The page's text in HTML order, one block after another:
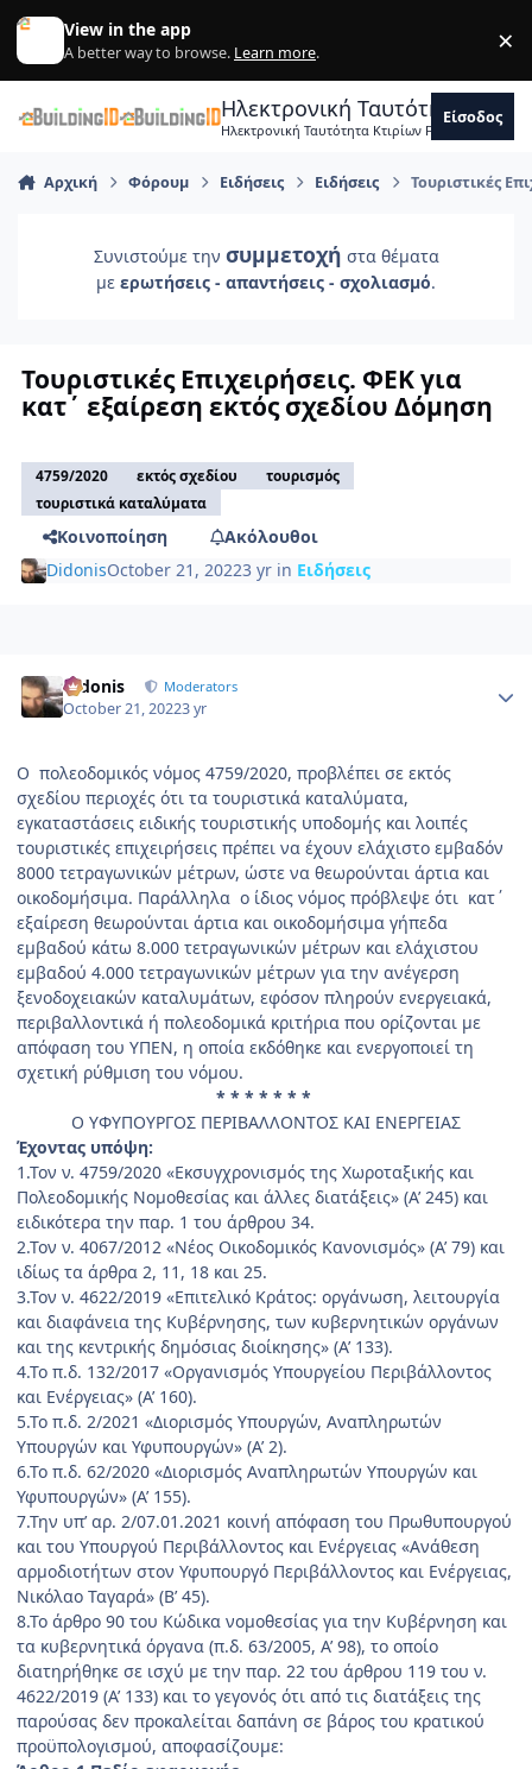
Skip to content
View in the app
A better way to browse. Learn more. ×
Ηλεκτρονική Ταυτότητα
Ηλεκτρονική Ταυτότητα Κτιρίων Forum
Είσοδος
Αρχική Φόρουμ Ειδήσεις Ειδήσεις Τουριστικές
Συνιστούμε την συμμετοχή στα θέματα
με ερωτήσεις - απαντήσεις - σχολιασμό.
Τουριστικές Επιχειρήσεις. ΦΕΚ για
κατ΄ εξαίρεση εκτός σχεδίου Δόμηση
4759/2020 εκτός σχεδίου
τουρισμός
τουριστικά καταλύματα
Κοινοποίηση
Ακόλουθοι
DidonisOctober 21, 20223 yr in Ειδήσεις
Didonis Moderators
October 21, 20223 yr
Ο πολεοδομικός νόμος 4759/2020, προβλέπει σε εκτός
σχεδίου περιοχές ότι τα τουριστικά καταλύματα,
εγκαταστάσεις ειδικής τουριστικής υποδομής και λοιπές
τουριστικές επιχειρήσεις πρέπει να έχουν ελάχιστο εμβαδόν
8000 τετραγωνικών μέτρων, ώστε να θεωρούνται άρτια και
οικοδομήσιμα. Παράλληλα ο ίδιος νόμος πρόβλεψε ότι κατ΄
εξαίρεση θεωρούνται άρτια και οικοδομήσιμα γήπεδα
εμβαδού κάτω 8.000 τετραγωνικών μέτρων και ελάχιστου
εμβαδού 4.000 τετραγωνικών μέτρων για την ανέγερση
ξενοδοχειακών καταλυμάτων, εφόσον πληρούν ενεργειακά,
περιβαλλοντικά ή πολεοδομικά κριτήρια που ορίζονται με
απόφαση του ΥΠΕΝ, η οποία εκδόθηκε και ενεργοποιεί τη
σχετική ρύθμιση του νόμου.
* * * * * * *
Ο ΥΦΥΠΟΥΡΓΟΣ ΠΕΡΙΒΑΛΛΟΝΤΟΣ ΚΑΙ ΕΝΕΡΓΕΙΑΣ
Έχοντας υπόψη:
1.Τον ν. 4759/2020 «Εκσυγχρονισμός της Χωροταξι­κής και
Πολεοδομικής Νομοθεσίας και άλλες διατάξεις» (Α’ 245) και
ειδικότερα την παρ. 1 του άρθρου 34.
2.Τον ν. 4067/2012 «Νέος Οικοδομικός Κανονισμός» (Α’ 79) και
ιδίως τα άρθρα 2, 11, 18 και 25.
3.Τον ν. 4622/2019 «Επιτελικό Κράτος: οργάνωση, λειτουργία
και διαφάνεια της Κυβέρνησης, των κυβερ­νητικών οργάνων
και της κεντρικής δημόσιας διοίκησης» (Α’ 133).
4.Το π.δ. 132/2017 «Οργανισμός Υπουργείου Περιβάλ­λοντος
και Ενέργειας» (Α’ 160).
5.Το π.δ. 2/2021 «Διορισμός Υπουργών, Αναπληρωτών
Υπουργών και Υφυπουργών» (Α’ 2).
6.Το π.δ. 62/2020 «Διορισμός Αναπληρωτών Υπουρ­γών και
Υφυπουργών» (Α’ 155).
7.Την υπ’ αρ. 2/07.01.2021 κοινή απόφαση του Πρωθυ­πουργού
και του Υπουργού Περιβάλλοντος και Ενέργειας «Ανάθεση
αρμοδιοτήτων στον Υφυπουργό Περιβάλλο­ντος και Ενέργειας,
Νικόλαο Ταγαρά» (Β’ 45).
8.Το άρθρο 90 του Κώδικα νομοθεσίας για την Κυβέρ­νηση και
τα κυβερνητικά όργανα (π.δ. 63/2005, Α’ 98), το οποίο
διατηρήθηκε σε ισχύ με την παρ. 22 του άρθρου 119 του ν.
4622/2019 (Α’ 133) και το γεγονός ότι από τις διατάξεις της
παρούσας δεν προκαλείται δαπάνη σε βάρος του κρατικού
προϋπολογισμού, αποφασίζουμε: